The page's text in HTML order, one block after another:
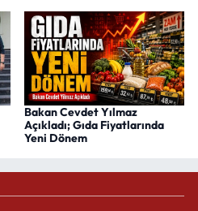
Bakan Cevdet Yılmaz
Açıkladı; Gıda Fiyatlarında
Yeni Dönem